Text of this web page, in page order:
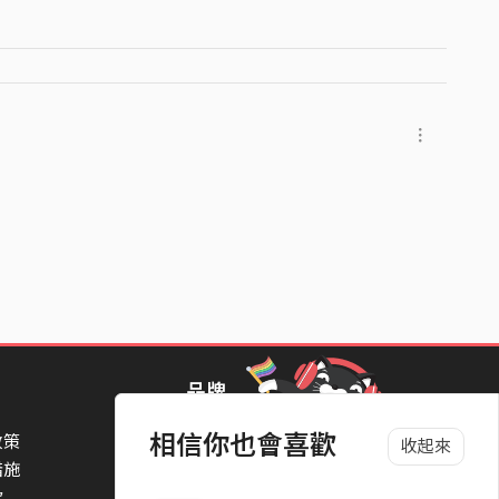
相信你也會喜歡 收起來
策
施
品牌
StreetVoice Awards 街聲音樂獎